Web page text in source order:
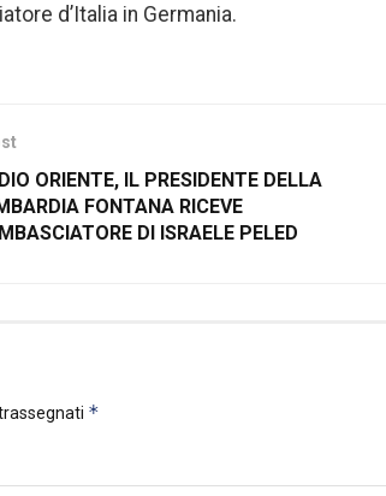
d’Italia in Germania.
ORIENTE, IL PRESIDENTE DELLA
FONTANA RICEVE
DI ISRAELE PELED
*